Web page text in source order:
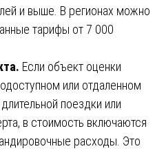
и выше. В регионах можно
тарифы от 7 000
Если объект оценки
или отдаленном
поездки или
в стоимость включаются
расходы. Это